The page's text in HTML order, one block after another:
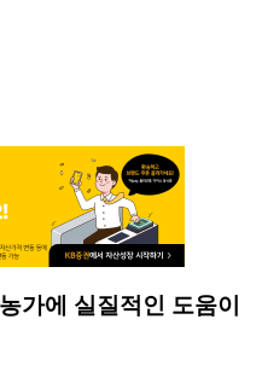
가에 실질적인 도움이